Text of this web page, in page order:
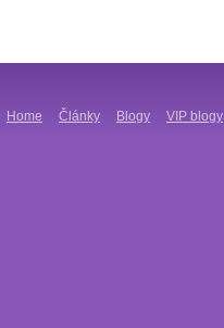
Home Články Blogy VIP blogy